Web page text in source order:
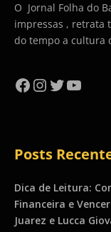
O Jornal Folha do
impressas , retrata
do tempo a cultura
Facebook
Instagram
Twitter
Posts
Dica de Leitura:
Financeira e
Juarez e Lucca